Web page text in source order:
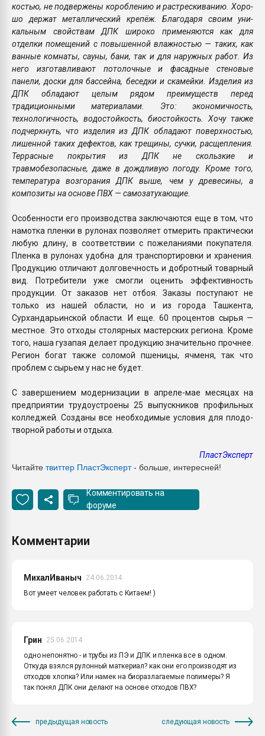
костью, не подвержены короб­лению и растрескиванию. Хоро­
шо держат металлический крепёж. Благодаря своим уни­
кальным свойствам ДПК широко применяются как для
отделки помещений с повышен­ной влажностью — таких, как
ванные комнаты, сауны, бани, так и для наружных работ. Из
него изготавливают потолочные и фасадные стеновые
панели, доски для бассейна, беседки и скамейки. Изделия из
ДПК обла­дают целым рядом преиму­ществ перед
традиционными материалами. Это: экономич­ность,
технологичность, водо­стойкость, биостойкость. Хочу также
подчеркнуть, что изделия из ДПК обладают поверхностью,
лишенной таких дефектов, как трещины, сучки, расщепления.
Террасные покры­тия из ДПК не скользкие и
травмобезопасные, даже в дождливую погоду. Кроме того,
температура возгорания ДПК выше, чем у древесины, а
композиты на основе ПВХ — самозатухающие.
Особенности его производ­ства заключаются еще в том, что
намотка пленки в рулонах позволяет отмерить практичес­ки
любую длину, в соответствии с пожеланиями покупателя.
Пленка в рулонах удобна для транспортировки и хранения.
Продукцию отличают долговеч­ность и добротный товарный
вид. Потребители уже смогли оценить эффективность
продук­ции. От заказов нет отбоя. Заказы поступают не
только из нашей области, но и из города Ташкента,
Сурхандарьинской области. И еще. 60 процентов сырья —
местное. Это отходы столярных мастерских региона. Кроме
того, наша гузапая делает продукцию значительно прочнее.
Регион богат также соломой пшеницы, ячменя, так что
проблем с сырьем у нас не будет.
С завершением модерниза­ции в апреле-мае месяцах на
предприятии трудоустроены 25 выпускников профильных
колледжей. Созданы все необ­ходимые условия для плодо­
творной работы и отдыха.
ПластЭксперт
Читайте твиттер ПластЭксперт- больше, интересней!
Комментировать на
форуме
Комментарии
МихалИваныч
24.06.2014
Вот умеет человек работать с Китаем! )
Грин
25.06.2014
одно непонятно - и трубы из ПЭ и ДПК и пленка все в одном.
Откуда взялся рулонный маткериал? как они его производят из
отходов хлопка? Или намек на биоразлагаемые полимеры? Я
так понял ДПК они делают на основе отходов ПВХ?
предыдущая новость следующая новость